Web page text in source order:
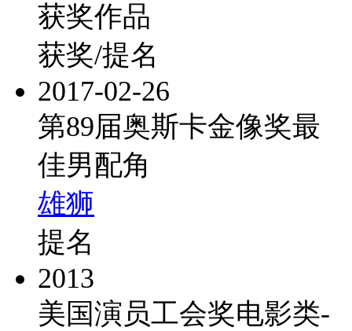
获奖作品
获奖/提名
2017-02-26
第89届奥斯卡金像奖最
佳男配角
雄狮
提名
2013
美国演员工会奖电影类-